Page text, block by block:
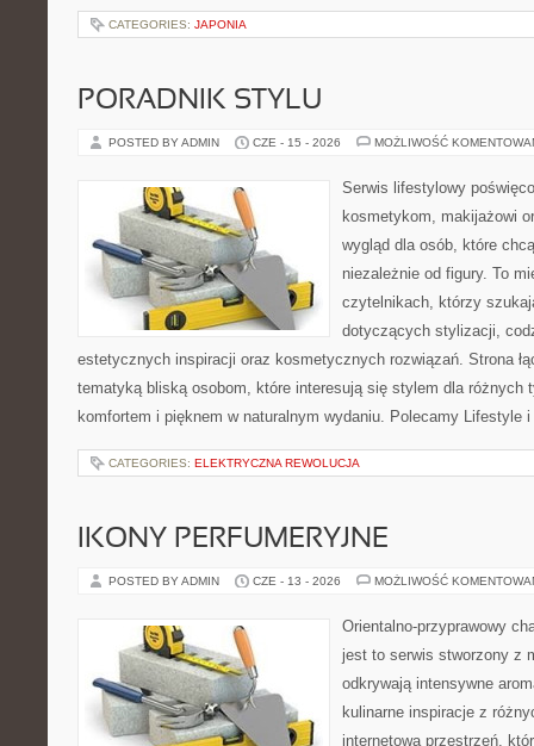
CATEGORIES: JAPONIA
PORADNIK STYLU
POSTED BY ADMIN CZE - 15 - 2026 MOŻLIWOŚĆ
Serwis lifestylowy
kosmetykom, makijażowi
wygląd dla osób, które
niezależnie od figury. To
czytelnikach, którzy
dotyczących stylizacji,
estetycznych inspiracji oraz kosmetycznych rozwiązań. Strona
tematyką bliską osobom, które interesują się stylem dla różnych
komfortem i pięknem w naturalnym wydaniu. Polecamy Lifestyle
CATEGORIES: ELEKTRYCZNA REWOLUCJA
IKONY PERFUMERYJNE
POSTED BY ADMIN CZE - 13 - 2026 MOŻLIWOŚĆ
Orientalno-przyprawowy
jest to serwis stworzony z
odkrywają intensywne
kulinarne inspiracje z
internetowa przestrzeń,